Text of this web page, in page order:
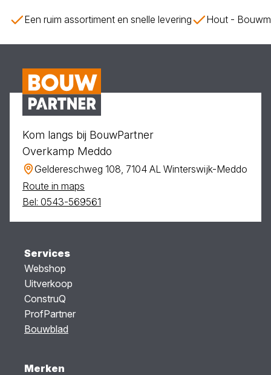
Een ruim assortiment en snelle levering Hout -
Kom langs bij BouwPartner
Overkamp Meddo
Geldereschweg 108, 7104 AL Winterswijk-Meddo
Route in maps
Bel: 0543-569561
Services
Webshop
Uitverkoop
ConstruQ
ProfPartner
Bouwblad
Merken